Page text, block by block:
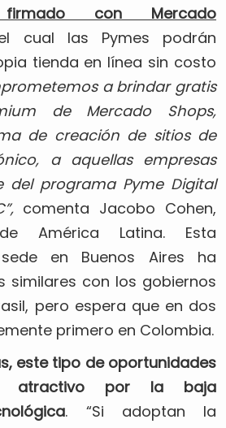
firmado con Mercado
cual las Pymes podrán
tienda en línea sin costo
a brindar gratis
de Mercado Shops,
de creación de sitios de
a aquellas empresas
del programa Pyme Digital
comenta Jacobo Cohen,
América Latina. Esta
en Buenos Aires ha
similares con los gobiernos
pero espera que en dos
primero en Colombia.
este tipo de oportunidades
atractivo por la baja
. “Si adoptan la